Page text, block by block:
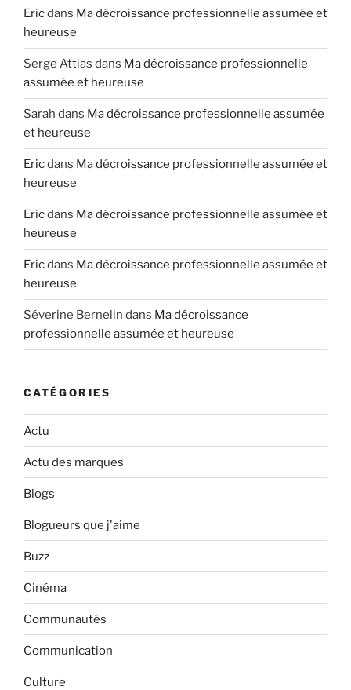
Ericdans Ma décroissance professionnelle assumée et
heureuse
Serge Attias dans Ma décroissance professionnelle
assumée et heureuse
Sarah dans Ma décroissance professionnelle assumée
et heureuse
Ericdans Ma décroissance professionnelle assumée et
heureuse
Ericdans Ma décroissance professionnelle assumée et
heureuse
Ericdans Ma décroissance professionnelle assumée et
heureuse
Séverine Bernelin dans Ma décroissance
professionnelle assumée et heureuse
CATÉGORIES
Actu
Actu des marques
Blogs
Blogueurs que j'aime
Buzz
Cinéma
Communautés
Communication
Culture